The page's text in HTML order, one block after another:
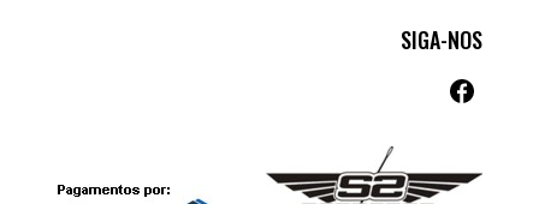
SIGA-NOS